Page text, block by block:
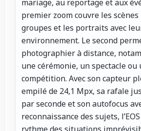
mariage, au reportage et aux
premier zoom couvre les scènes
groupes et les portraits avec
environnement. Le second
photographier à distance,
une cérémonie, un spectacle ou
compétition. Avec son capteur
empilé de 24,1 Mpx, sa rafale
par seconde et son autofocus
reconnaissance des sujets,